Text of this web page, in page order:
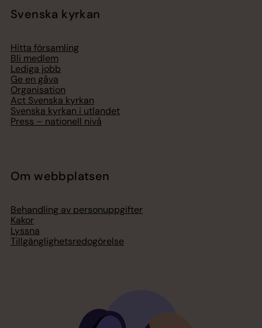
Svenska kyrkan
Hitta församling
Bli medlem
Lediga jobb
Ge en gåva
Organisation
Act Svenska kyrkan
Svenska kyrkan i utlandet
Press – nationell nivå
Om webbplatsen
Behandling av personuppgifter
Kakor
Lyssna
Tillgänglighetsredogörelse